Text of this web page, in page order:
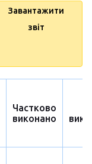
Завантажити
звіт
Частково
виконано